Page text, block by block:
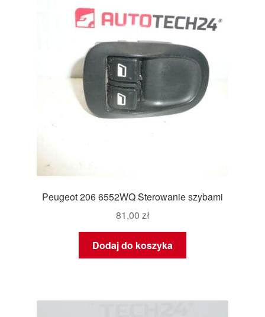
Peugeot 206 6552WQ Sterowanie szybami
81,00 zł
Dodaj do koszyka